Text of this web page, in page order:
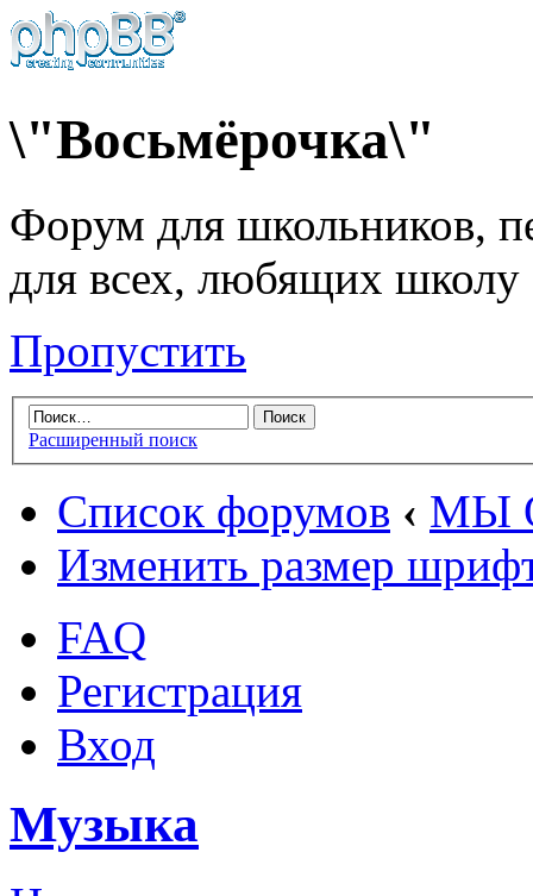
\"Восьмёрочка\"
Форум для школьников,
для всех, любящих школу
Пропустить
Расширенный поиск
Список форумов ‹ МЫ
Изменить размер
FAQ
Регистрация
Вход
Музыка